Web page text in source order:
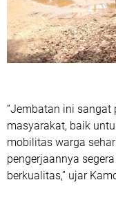
“Jembatan ini
masyarakat, baik
mobilitas warga
pengerjaannya
berkualitas,” ujar